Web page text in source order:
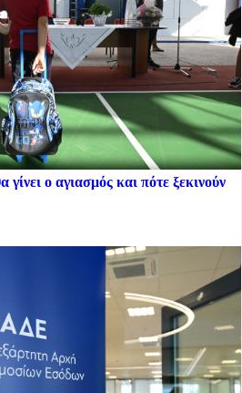
ο αγιασμός και πότε ξεκινούν